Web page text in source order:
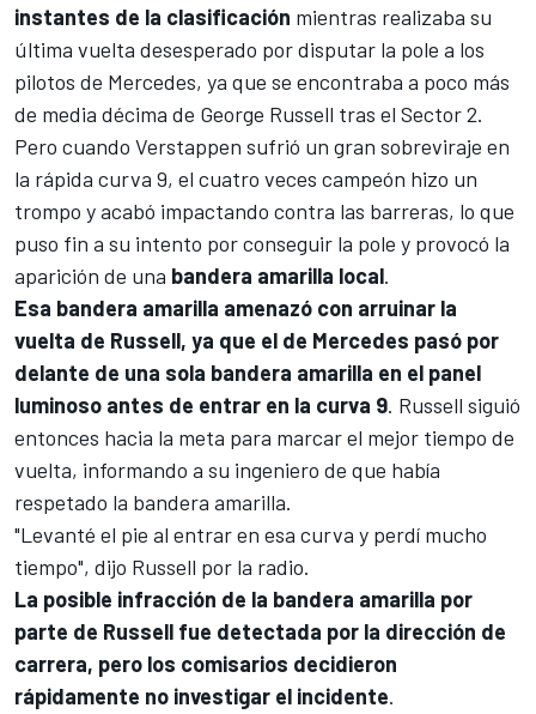
instantes de la clasificación mientras realizaba su
última vuelta desesperado por disputar la pole a los
pilotos de Mercedes, ya que se encontraba a poco más
de media décima de George Russell tras el Sector 2.
Pero cuando Verstappen sufrió un gran sobreviraje en
la rápida curva 9, el cuatro veces campeón hizo un
trompo y acabó impactando contra las barreras, lo que
puso fin a su intento por conseguir la pole y provocó la
aparición de una bandera amarilla local.
Esa bandera amarilla amenazó con arruinar la
vuelta de Russell, ya que el de Mercedes pasó por
delante de una sola bandera amarilla en el panel
luminoso antes de entrar en la curva 9. Russell siguió
entonces hacia la meta para marcar el mejor tiempo de
vuelta, informando a su ingeniero de que había
respetado la bandera amarilla.
"Levanté el pie al entrar en esa curva y perdí mucho
tiempo", dijo Russell por la radio.
La posible infracción de la bandera amarilla por
parte de Russell fue detectada por la dirección de
carrera, pero los comisarios decidieron
rápidamente no investigar el incidente.